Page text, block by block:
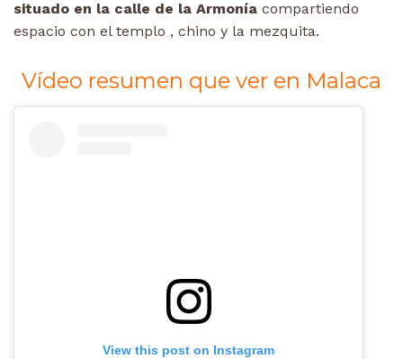
situado en la calle de la Armonía compartiendo
espacio con el templo , chino y la mezquita.
Vídeo resumen que ver en Malaca
View this post on Instagram